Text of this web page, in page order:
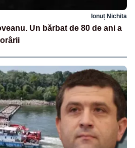
Ionuț Nichita
Un bărbat de 80 de ani a